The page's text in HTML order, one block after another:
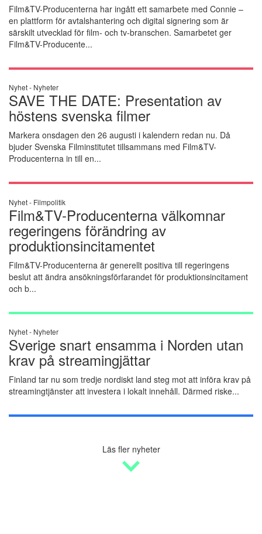
Film&TV-Producenterna har ingått ett samarbete med Connie –
en plattform för avtalshantering och digital signering som är
särskilt utvecklad för film- och tv-branschen. Samarbetet ger
Film&TV-Producente...
Nyhet - Nyheter
SAVE THE DATE: Presentation av
höstens svenska filmer
Markera onsdagen den 26 augusti i kalendern redan nu. Då
bjuder Svenska Filminstitutet tillsammans med Film&TV-
Producenterna in till en...
Nyhet - Filmpolitik
Film&TV-Producenterna välkomnar
regeringens förändring av
produktionsincitamentet
Film&TV-Producenterna är generellt positiva till regeringens
beslut att ändra ansökningsförfarandet för produktionsincitament
och b...
Nyhet - Nyheter
Sverige snart ensamma i Norden utan
krav på streamingjättar
Finland tar nu som tredje nordiskt land steg mot att införa krav på
streamingtjänster att investera i lokalt innehåll. Därmed riske...
Läs fler nyheter